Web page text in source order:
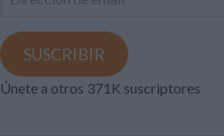
email
SUSCRIBIR
Únete a otros 371K suscriptores